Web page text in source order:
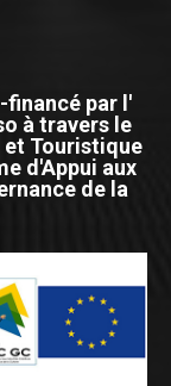
financé par l'
à travers le
et Touristique
d'Appui aux
de la